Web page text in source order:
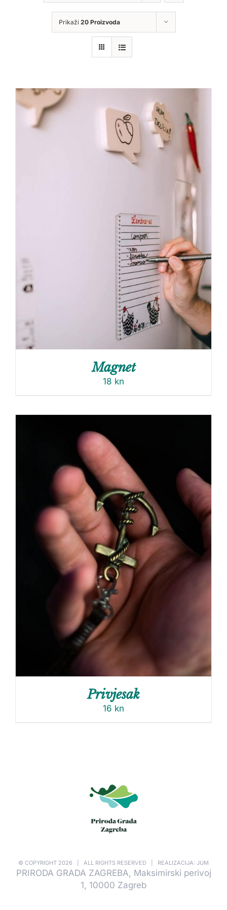
Prikaži 20 Proizvoda
Magnet
18 kn
Privjesak
16 kn
© COPYRIGHT 2026 | ALL RIGHTS RESERVED | REALIZACIJA: JUM
PRIRODA GRADA ZAGREBA, Maksimirski perivoj
1, 10000 Zagreb